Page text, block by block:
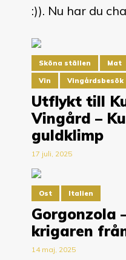
:)). Nu har du
Sköna ställen Mat
Vin Vingårdsbesök
Utflykt till
Vingård –
guldklimp
17 juli, 2025
Ost Italien
Gorgonzola
krigaren
14 maj, 2025